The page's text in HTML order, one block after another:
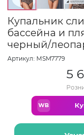
Купальник
бассейна и
черный/
Артикул: МSM7779
5
WB